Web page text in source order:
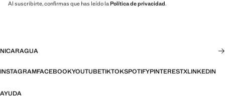
Al suscribirte, confirmas que has leído la Política de privacidad.
NICARAGUA
INSTAGRAMFACEBOOKYOUTUBETIKTOKSPOTIFYPINTERESTXLINKEDIN
AYUDA